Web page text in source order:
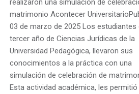
realizaron una simulación de
matrimonio Acontecer
03 de marzo de 2025 Los estudiantes
tercer año de Ciencias Jurídicas de la
Universidad Pedagógica, llevaron sus
conocimientos a la práctica con una
simulación de celebración de
Esta actividad académica, les permitió